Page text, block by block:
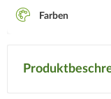
Farben